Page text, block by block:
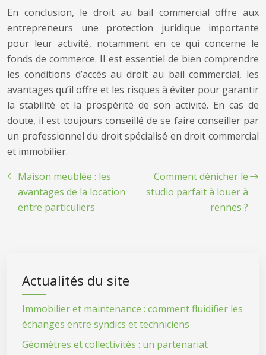
En conclusion, le droit au bail commercial offre aux
entrepreneurs une protection juridique importante
pour leur activité, notamment en ce qui concerne le
fonds de commerce. Il est essentiel de bien comprendre
les conditions d’accès au droit au bail commercial, les
avantages qu’il offre et les risques à éviter pour garantir
la stabilité et la prospérité de son activité. En cas de
doute, il est toujours conseillé de se faire conseiller par
un professionnel du droit spécialisé en droit commercial
et immobilier.
Maison meublée : les
avantages de la location
entre particuliers
Comment dénicher le
studio parfait à louer à
rennes ?
Actualités du site
Immobilier et maintenance : comment fluidifier les
échanges entre syndics et techniciens
Géomètres et collectivités : un partenariat